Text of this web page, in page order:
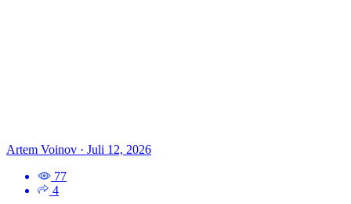
Artem Voinov · Juli 12, 2026
77
4